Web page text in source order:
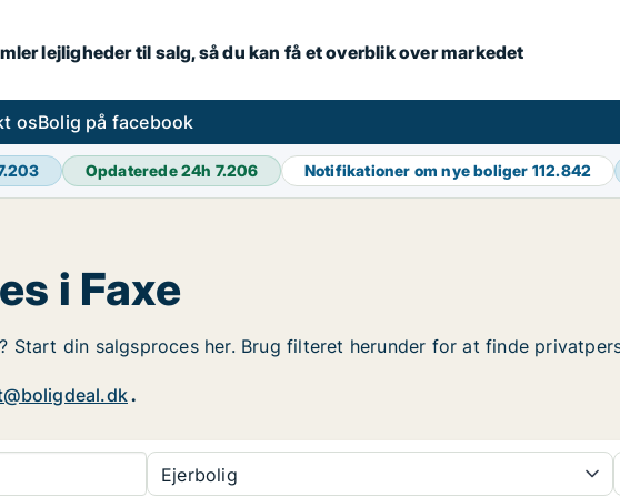
lejligheder til salg, så du kan få et overblik over markedet
osBolig på facebook
Opdaterede 24h 7.206 Notifikationer om nye boliger 112.842
i Faxe
Start din salgsproces her. Brug filteret herunder for at finde
.
Ejerbolig